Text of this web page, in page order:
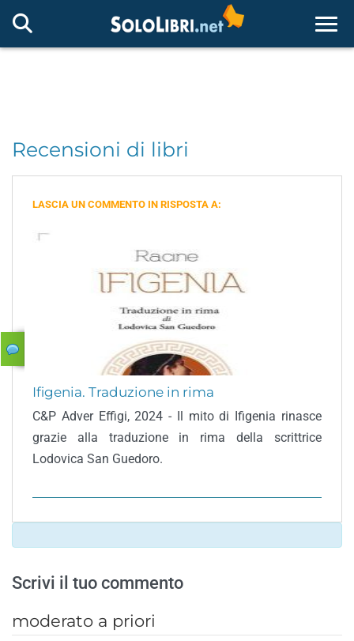
Recensioni di libri
LASCIA UN COMMENTO IN RISPOSTA A:
Ifigenia. Traduzione in rima
C&P Adver Effigi, 2024 - Il mito di Ifigenia rinasce
grazie alla traduzione in rima della scrittrice
Lodovica San Guedoro.
Scrivi il tuo commento
moderato a priori